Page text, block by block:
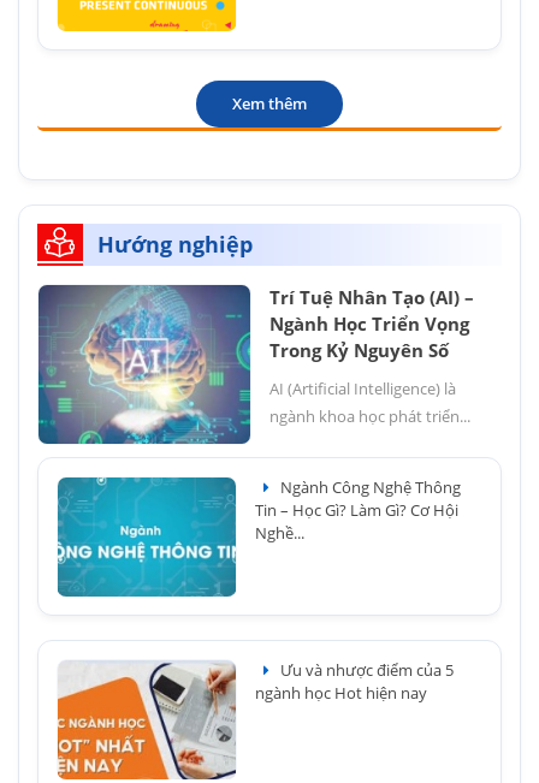
Xem thêm
Hướng nghiệp
Trí Tuệ Nhân Tạo (AI) –
Ngành Học Triển Vọng
Trong Kỷ Nguyên Số
AI (Artificial Intelligence) là
ngành khoa học phát triển...
Ngành Công Nghệ Thông
Tin – Học Gì? Làm Gì? Cơ Hội
Nghề...
Ưu và nhược điểm của 5
ngành học Hot hiện nay